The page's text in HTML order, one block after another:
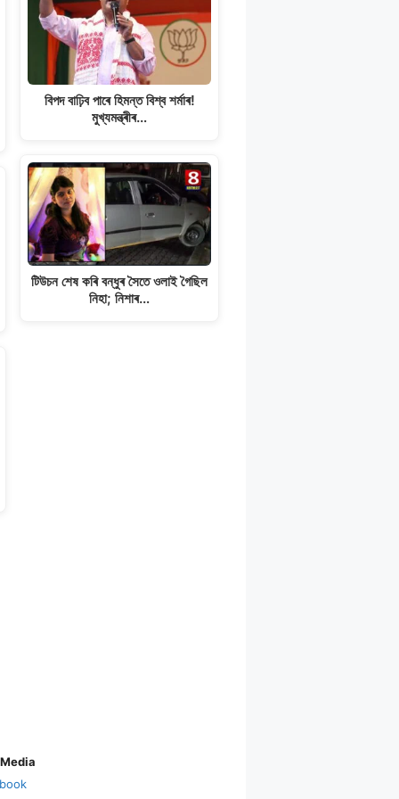
বিপদ বাঢ়িব পাৰে হিমন্ত বিশ্ব শৰ্মাৰ!
মুখ্যমন্ত্ৰীৰ…
টিউচন শেষ কৰি বন্ধুৰ সৈতে ওলাই গৈছিল
নিহা; নিশাৰ…